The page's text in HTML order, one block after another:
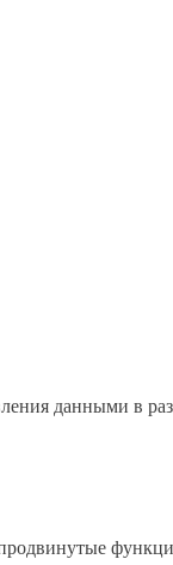
данными в